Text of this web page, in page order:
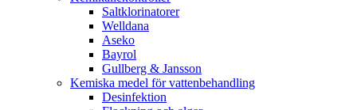
Saltklorinatorer
Welldana
Aseko
Bayrol
Gullberg & Jansson
Kemiska medel för vattenbehandling
Desinfektion